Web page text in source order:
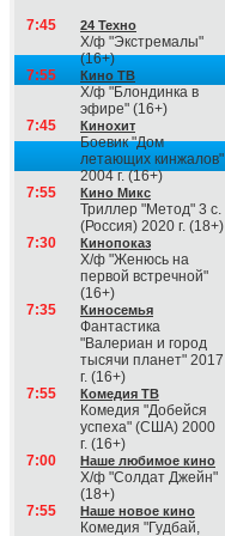
7:45 24 Техно
Х/ф "Экстремалы"
(16+)
7:55
Кино ТВ
Х/ф "Блондинка в
эфире" (16+)
7:45
Кинохит
Боевик "Дом
летающих кинжалов"
2004 г. (16+)
7:55
Кино Микс
Триллер "Метод" 3 с.
(Россия) 2020 г. (18+)
7:30
Кинопоказ
Х/ф "Женюсь на
первой встречной"
(16+)
7:35
Киносемья
Фантастика
"Валериан и город
тысячи планет" 2017
г. (16+)
7:55
Комедия ТВ
Комедия "Добейся
успеха" (США) 2000
г. (16+)
7:00
Наше любимое кино
Х/ф "Солдат Джейн"
(18+)
7:55
Наше новое кино
Комедия "Гудбай,